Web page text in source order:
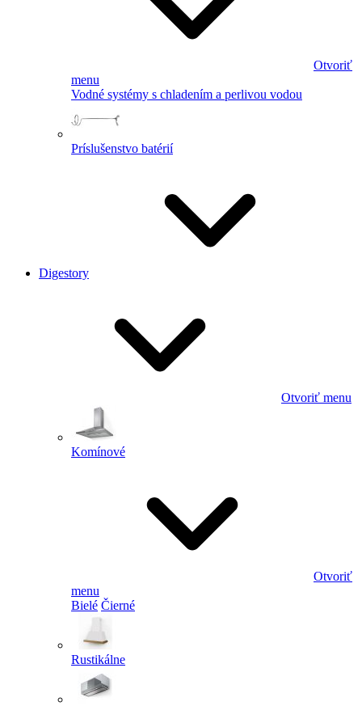
Otvoriť
menu
Vodné systémy s chladením a perlivou vodou
Príslušenstvo batérií
Digestory
Otvoriť menu
Komínové
Otvoriť
menu
Bielé Čierné
Rustikálne